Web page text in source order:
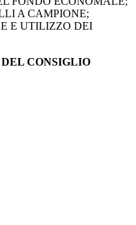
A CAMPIONE;
E UTILIZZO DEI
CONSIGLIO